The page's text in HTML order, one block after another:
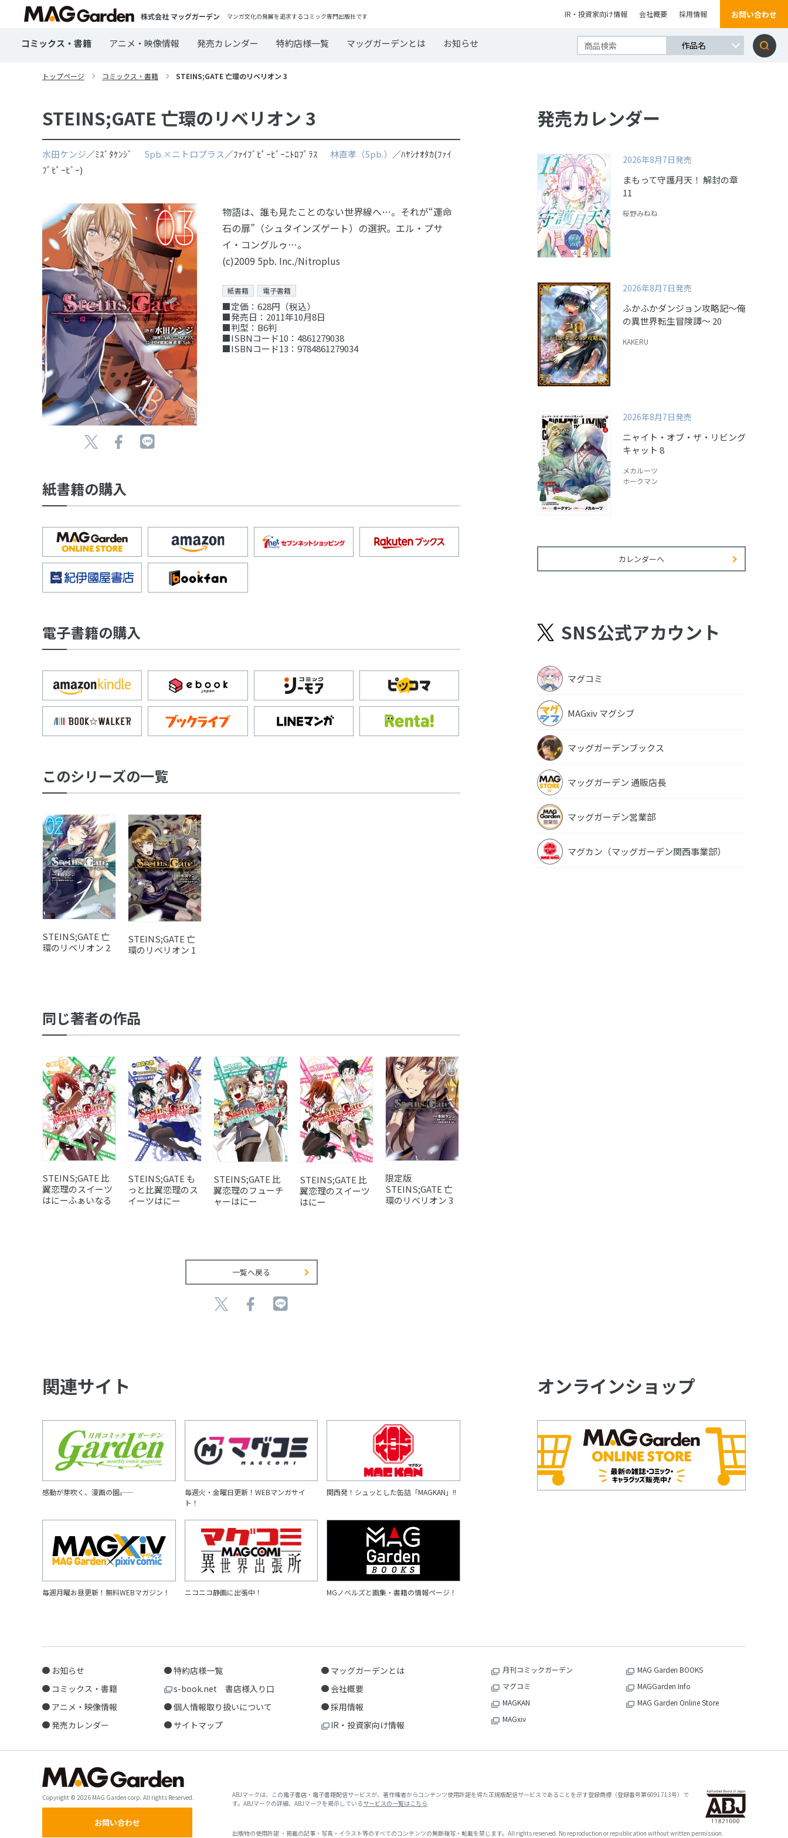
株式会社 マッグガーデン マンガ文化の発展を追求するコミック専門出版社です IR・投資家向け情報 会社概要 採用情報 お問い合わせ
コミックス・書籍 アニメ・映像情報 発売カレンダー 特約店様一覧 マッグガーデンとは お知らせ
トップページ コミックス・書籍 STEINS;GATE 亡環のリベリオン 3
STEINS;GATE 亡環のリベリオン 3
水田ケンジ／ﾐｽﾞﾀｹﾝｼﾞ 5pb.×ニトロプラス／ﾌｧｲﾌﾞﾋﾟｰﾋﾞｰﾆﾄﾛﾌﾟﾗｽ 林直孝（5pb.） ／ﾊﾔｼﾅｵﾀｶ(ﾌｧｲ
ﾌﾞﾋﾟｰﾋﾞｰ)
物語は、誰も見たことのない世界線へ…。それが“運命
石の扉”（シュタインズゲート）の選択。エル・プサ
イ・コングルゥ…。
(c)2009 5pb. Inc./Nitroplus
紙書籍 電子書籍
■定価：628円（税込）
■発売日：2011年10月8日
■判型：B6判
■ISBNコード10：4861279038
■ISBNコード13：9784861279034
紙書籍の購入
電子書籍の購入
このシリーズの一覧
STEINS;GATE 亡
環のリベリオン 2
STEINS;GATE 亡
環のリベリオン 1
同じ著者の作品
STEINS;GATE 比
翼恋理のスイーツ
はにーふぁいなる
STEINS;GATE も
っと比翼恋理のス
イーツはにー
STEINS;GATE 比
翼恋理のフューチ
ャーはにー
STEINS;GATE 比
翼恋理のスイーツ
はにー
限定版
STEINS;GATE 亡
環のリベリオン 3
一覧へ戻る
発売カレンダー
2026年8月7日発売
まもって守護月天！ 解封の章
11
桜野みねね
2026年8月7日発売
ふかふかダンジョン攻略記～俺
の異世界転生冒険譚～ 20
KAKERU
2026年8月7日発売
ニャイト・オブ・ザ・リビング
キャット 8
メカルーツ
ホークマン
カレンダーへ
SNS公式アカウント
マグコミ
MAGxiv マグシブ
マッグガーデンブックス
マッグガーデン 通販店長
マッグガーデン営業部
マグカン（マッグガーデン関西事業部）
関連サイト
感動が芽吹く、漫画の園――。
毎週火・金曜日更新！WEBマンガサイ
ト！
関西発！シュッとした缶詰「MAGKAN」!!
毎週月曜お昼更新！無料WEBマガジン！ ニコニコ静画に出張中！ MGノベルズと画集・書籍の情報ページ！
オンラインショップ
お知らせ
コミックス・書籍
アニメ・映像情報
発売カレンダー
特約店様一覧
s-book.net 書店様入り口
個人情報取り扱いについて
サイトマップ
マッグガーデンとは
会社概要
採用情報
IR・投資家向け情報
月刊コミックガーデン
マグコミ
MAGKAN
MAGxiv
MAG Garden BOOKS
MAGGarden Info
MAG Garden Online Store
Copyright © 2026 MAG Garden corp. All rights Reserved.
お問い合わせ
ABJマークは、この電子書店・電子書籍配信サービスが、著作権者からコンテンツ使用許諾を得た正規版配信サービスであることを示す登録商標（登録番号第6091713号）で
す。ABJマークの詳細、ABJマークを掲示しているサービスの一覧はこちら
出版物の使用許諾 ・掲載の記事・写真・イラスト等のすべてのコンテンツの無断複写・転載を禁じます。All rights reserved. No reproduction or republication without written permission.